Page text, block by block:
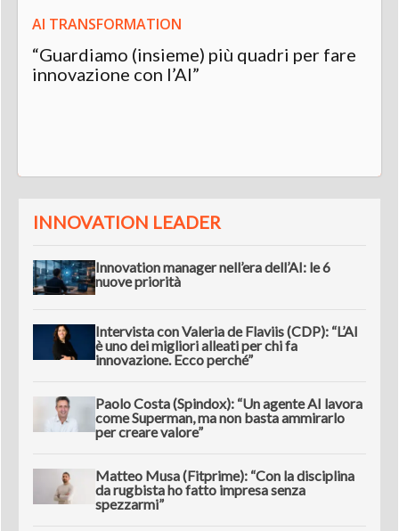
AI TRANSFORMATION
“Guardiamo (insieme) più quadri per fare
innovazione con l’AI”
INNOVATION LEADER
Innovation manager nell’era dell’AI: le 6
nuove priorità
Intervista con Valeria de Flaviis (CDP): “L’AI
è uno dei migliori alleati per chi fa
innovazione. Ecco perché”
Paolo Costa (Spindox): “Un agente AI lavora
come Superman, ma non basta ammirarlo
per creare valore”
Matteo Musa (Fitprime): “Con la disciplina
da rugbista ho fatto impresa senza
spezzarmi”